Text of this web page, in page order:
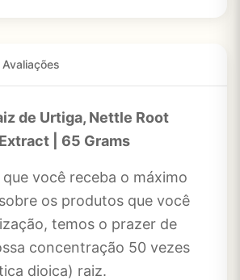
Avaliações
de Urtiga, Nettle Root
| 65 Grams
você receba o máximo
os produtos que você
temos o prazer de
concentração 50 vezes
dioica) raiz.